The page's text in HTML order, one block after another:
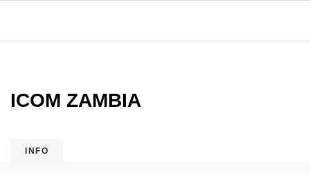
ICOM ZAMBIA
INFO